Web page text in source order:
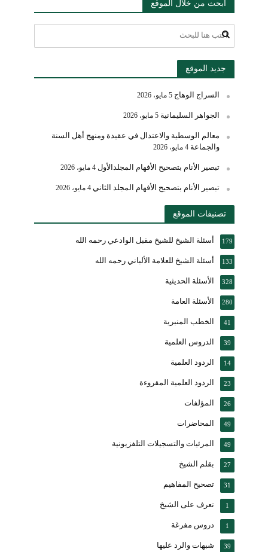
ابحث من خلال الموقع
جديد الموقع
السراج الوهاج 5 مايو، 2026
الجواهر السليمانية 5 مايو، 2026
معالم الوسطية والاعتدال في عقيدة ومنهج أهل السنة
والجماعة 4 مايو، 2026
تبصير الأنام بتصحيح الأفهام المجلدالأول 4 مايو، 2026
تبصير الأنام بتصحيح الأفهام المجلد الثاني 4 مايو، 2026
تصنيفات الموقع
أسئلة الشيخ للشيخ مقبل الوادعي رحمه الله 179
أسئلة الشيخ للعلامة الألباني رحمه الله 133
الأسئلة الحديثية 328
الأسئلة العامة 280
الخطب المنبرية 41
الدروس العلمية 39
الردود العلمية 14
الردود العلمية المقروءة 23
المؤلفات 26
المحاضرات 49
المرئيات والتسجيلات التلفزيونية 49
بقلم الشيخ 27
تصحيح المفاهيم 31
تعرف على الشيخ 1
دروس مفرغة 1
شبهات والرد عليها 39